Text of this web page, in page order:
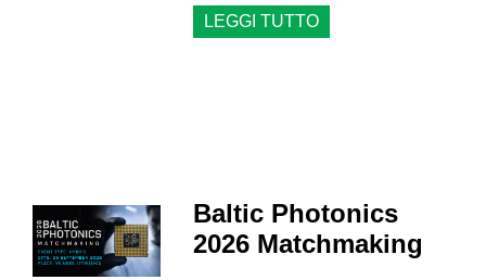
LEGGI TUTTO
Baltic Photonics
2026 Matchmaking